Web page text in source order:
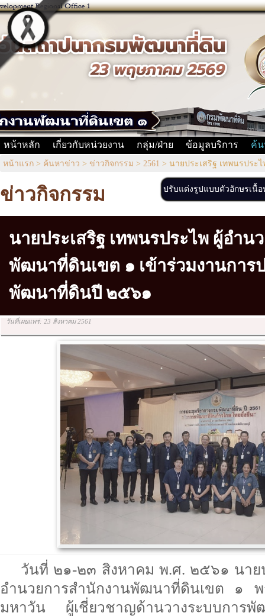
หน้าหลัก เกี่ยวกับหน่วยงาน กลุ่ม/ฝ่าย ข้อมูลบริการ ค้น
หน้าแรก > ค้นหาข่าว > ข่าวกิจกรรม > 2561 > นายประเสริฐ เทพนรปร
ข่าวกิจกรรม
นายประเสริฐ เทพนรประไพ ผู้อำน
พัฒนาที่ดินเขต ๑ เข้าร่วมงานการ
พัฒนาที่ดินปี ๒๕๖๑
วันที่เผยแพร่: 23 สิงหาคม 2561
วันที่ ๒๑-๒๓ สิงหาคม พ.ศ. ๒๕๖๑ นาย
อำนวยการสำนักงานพัฒนาที่ดินเขต ๑
มหาวัน ผู้เชี่ยวชาญด้านวางระบบการ
ปรับแต่งรูปแบบตัวอักษรเ